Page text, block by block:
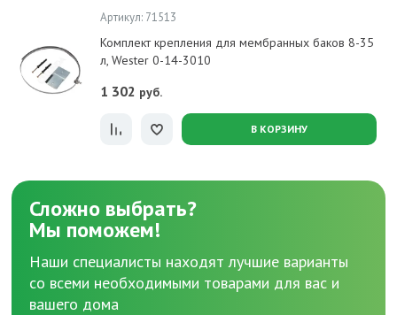
Артикул: 71513
Комплект крепления для мембранных баков 8-35
л, Wester 0-14-3010
1 302 руб.
В КОРЗИНУ
Сложно выбрать?
Мы поможем!
Наши специалисты находят лучшие варианты
со всеми необходимыми товарами для вас и
вашего дома